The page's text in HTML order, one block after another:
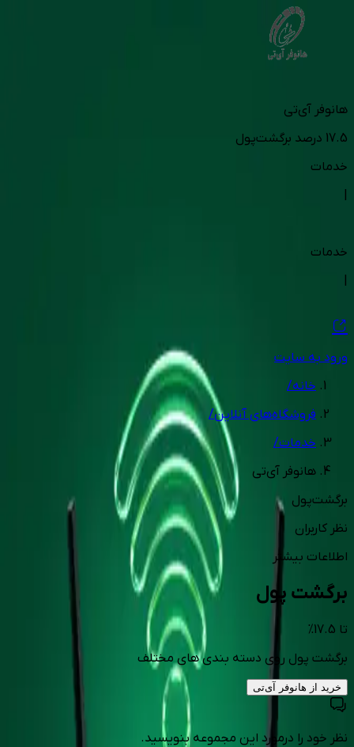
هانوفر آی‌تی
17.5 درصد برگشت‌پول
خدمات
خدمات
ورود به سایت
خانه/
فروشگاه‌های آنلاین/
خدمات/
هانوفر آی‌تی
برگشت‌پول
نظر کاربران
اطلاعات بیشتر
برگشت پول
تا 17.5
%
برگشت پول روی دسته بندی های مختلف
خرید از هانوفر آی‌تی
نظر خود را درمورد این مجموعه بنویسید.